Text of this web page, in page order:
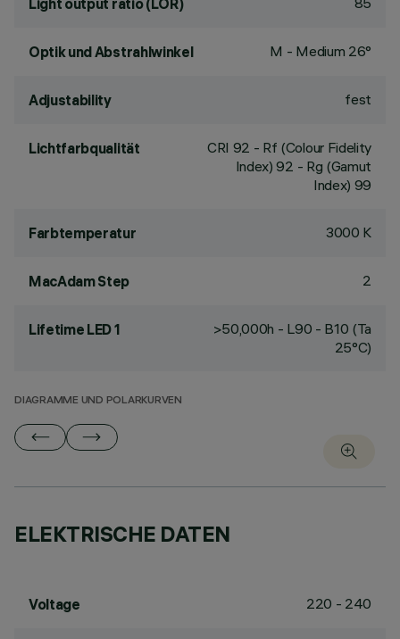
Light output ratio (LOR)
Optik und Abstrahlwinkel M - Medium 26°
Adjustability fest
Lichtfarbqualität CRI 92 - Rf (Colour Fidelity
Index) 92 - Rg (Gamut
Index) 99
Farbtemperatur 3000 K
MacAdam Step 2
Lifetime LED 1
>50,000h - L90 - B10 (Ta
25°C)
DIAGRAMME UND POLARKURVEN
ELEKTRISCHE DATEN
Voltage 220 - 240